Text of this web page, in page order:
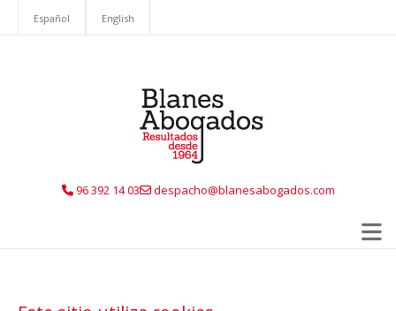
Español English
96 392 14 03 despacho@blanesabogados.com